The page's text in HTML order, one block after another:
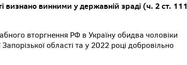
визнано винними у державній зраді (ч. 2 ст. 111
вторгнення РФ в Україну обидва чоловіки
області та у 2022 році добровільно